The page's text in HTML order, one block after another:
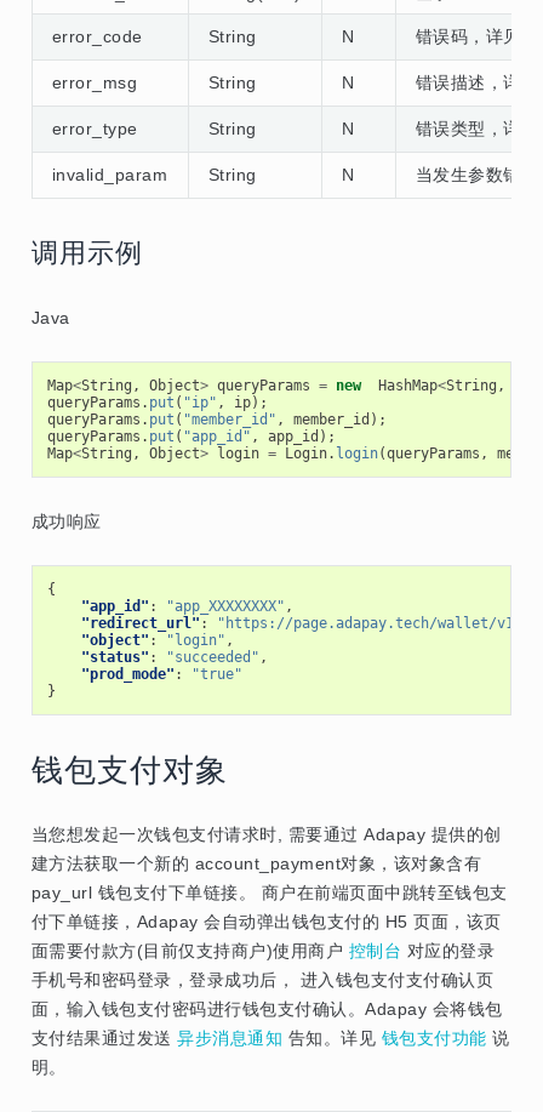
error_code String N 错误码，详见
error_msg String N 错误描述，详见
error_type String N 错误类型，详见
invalid_param String N 当发生参数错
调用示例
Java
Map<String , Object> queryParams = new HashMap<String ,
queryParams . put ( "ip" , ip);
queryParams . put ( "member_id" , member_id );
queryParams . put ( "app_id" , app_id );
Map<String , Object> login = Login. login(queryParams ,
成功响应
{
"app_id" : "app_XXXXXXXX" ,
"redirect_url" :
"https://page.adapay.tech/wallet/v1/
"object" : "login" ,
"status" : "succeeded" ,
"prod_mode" :
"true"
}
钱包支付对象
当您想发起一次钱包支付请求时, 需要通过 Adapay 提供的创
建方法获取一个新的 account_payment对象，该对象含有
pay_url 钱包支付下单链接。 商户在前端页面中跳转至钱包支
付下单链接，Adapay 会自动弹出钱包支付的 H5 页面，该页
面需要付款方(目前仅支持商户)使用商户 控制台 对应的登录
手机号和密码登录，登录成功后， 进入钱包支付支付确认页
面，输入钱包支付密码进行钱包支付确认。Adapay 会将钱包
支付结果通过发送异步消息通知 告知。详见 钱包支付功能 说
明。